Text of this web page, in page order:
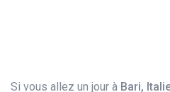
Si vous allez un jour à Bari,